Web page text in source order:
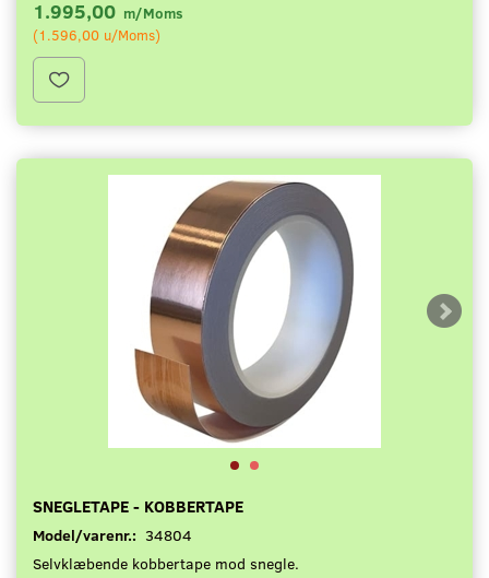
1.995,00 m/Moms
(1.596,00 u/Moms)
SNEGLETAPE - KOBBERTAPE
Model/varenr.: 34804
Selvklæbende kobbertape mod snegle.